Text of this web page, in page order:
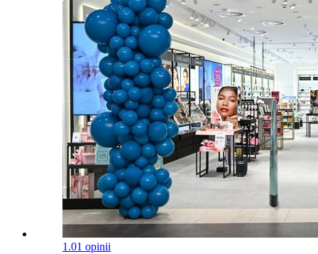
1.01 opinii